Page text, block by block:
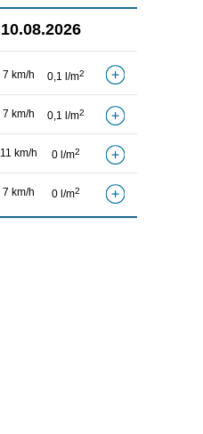
10.08.2026
7 km/h 0,1 l/m2
7 km/h 0,1 l/m2
11 km/h 0 l/m2
7 km/h 0 l/m2